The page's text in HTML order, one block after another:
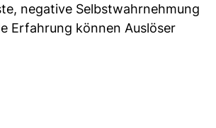
negative Selbstwahrnehmung
Erfahrung können Auslöser